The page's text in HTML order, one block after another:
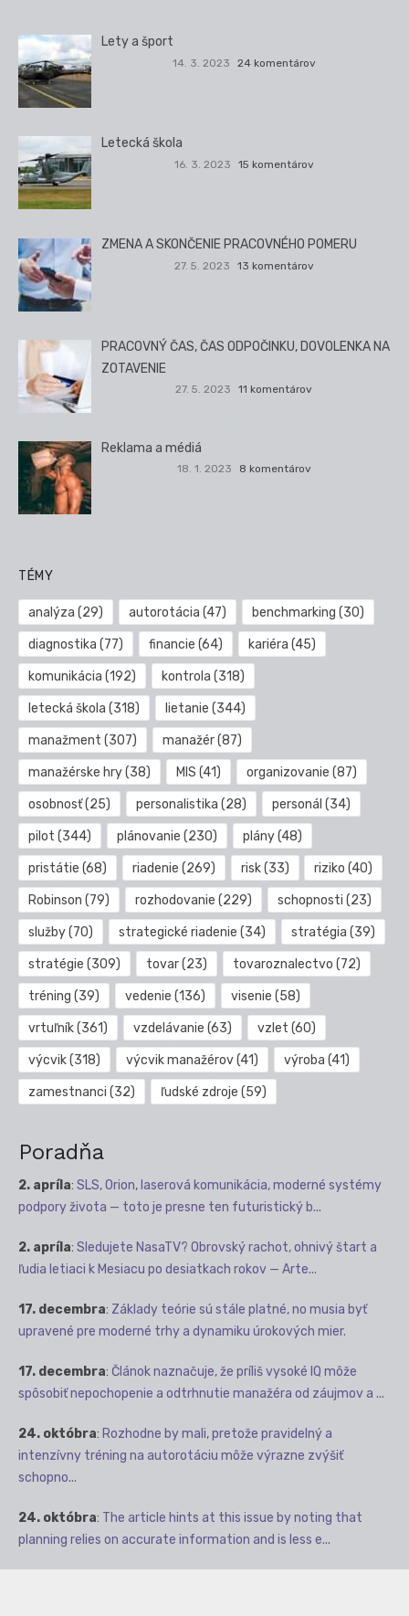
Lety a šport
14. 3. 2023 24 komentárov
Letecká škola
16. 3. 2023 15 komentárov
ZMENA A SKONČENIE PRACOVNÉHO POMERU
27. 5. 2023 13 komentárov
PRACOVNÝ ČAS, ČAS ODPOČINKU, DOVOLENKA NA
ZOTAVENIE
27. 5. 2023 11 komentárov
Reklama a médiá
18. 1. 2023 8 komentárov
TÉMY
analýza (29) autorotácia (47) benchmarking (30)
diagnostika (77) financie (64) kariéra (45)
komunikácia (192) kontrola (318)
letecká škola (318) lietanie (344)
manažment (307) manažér(87)
manažérske hry(38) MIS (41) organizovanie (87)
osobnosť(25) personalistika (28) personál (34)
pilot (344) plánovanie (230) plány(48)
pristátie (68) riadenie (269) risk(33) riziko (40)
Robinson (79) rozhodovanie (229) schopnosti (23)
služby(70) strategické riadenie (34) stratégia (39)
stratégie (309) tovar(23) tovaroznalectvo (72)
tréning (39) vedenie (136) visenie (58)
vrtuľník(361) vzdelávanie (63) vzlet (60)
výcvik(318) výcvik manažérov(41) výroba (41)
zamestnanci (32) ľudské zdroje (59)
Poradňa
2. apríla: SLS, Orion, laserová komunikácia, moderné systémy
podpory života — toto je presne ten futuristický b...
2. apríla: Sledujete NasaTV? Obrovský rachot, ohnivý štart a
ľudia letiaci k Mesiacu po desiatkach rokov — Arte...
17. decembra: Základy teórie sú stále platné, no musia byť
upravené pre moderné trhy a dynamiku úrokových mier.
17. decembra: Článok naznačuje, že príliš vysoké IQ môže
spôsobiť nepochopenie a odtrhnutie manažéra od záujmov a ...
24. októbra: Rozhodne by mali, pretože pravidelný a
intenzívny tréning na autorotáciu môže výrazne zvýšiť
schopno...
24. októbra: The article hints at this issue by noting that
planning relies on accurate information and is less e...